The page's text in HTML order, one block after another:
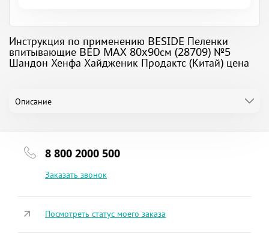
Инструкция по применению BESIDE Пеленки
впитывающие BED MAX 80x90см (28709) №5
Шандон Хенфа Хайдженик Продактс (Китай) цена
Описание
8 800 2000 500
Заказать звонок
Посмотреть статус моего заказа